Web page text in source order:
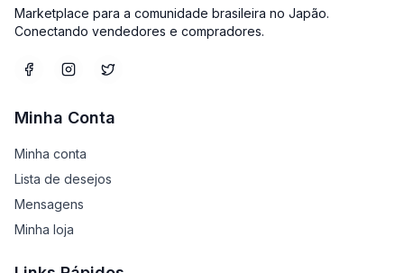
Marketplace para a comunidade brasileira no Japão.
Conectando vendedores e compradores.
Minha Conta
Minha conta
Lista de desejos
Mensagens
Minha loja